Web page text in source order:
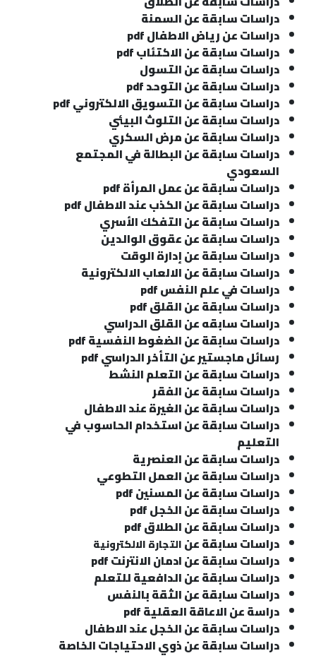
دراسات سابقة عن السمنة
دراسات عن رياض الاطفالpdf
دراسات سابقة عن الاكتئابpdf
دراسات سابقة عن التسول
دراسات سابقة عن التوحدpdf
دراسات سابقة عن التسويق الالكترونيpdf
دراسات سابقة عن التلوث البيئي
دراسات سابقة عن مرض السكري
دراسات سابقة عن البطالة في المجتمع
السعودي
دراسات سابقة عن عمل المرأةpdf
دراسات سابقة عن الكذب عند الاطفالpdf
دراسات سابقة عن التفكك الأسري
دراسات سابقة عن عقوق الوالدين
دراسات سابقة عن إدارة الوقت
دراسات سابقة عن الالعاب الالكترونية
دراسات في علم النفسpdf
دراسات سابقة عن القلقpdf
دراسات سابقه عن القلق الدراسي
دراسات سابقة عن الضغوط النفسيةpdf
رسائل ماجستير عن التأخر الدراسيpdf
دراسات سابقة عن التعلم النشط
دراسات سابقة عن الفقر
دراسات سابقة عن الغيرة عند الاطفال
دراسات سابقة عن استخدام الحاسوب في
التعليم
دراسات سابقة عن العنصرية
دراسات سابقة عن العمل التطوعي
دراسات سابقة عن المسنينpdf
دراسات سابقة عن الخجلpdf
دراسات سابقة عن الطلاقpdf
دراسات سابقة عنالتجارة الالكترونية
دراسات سابقة عن ادمان الانترنتpdf
دراسات سابقة عن الدافعية للتعلم
دراسات سابقة عن الثقة بالنفس
دراسة عن الاعاقة العقليةpdf
دراسات سابقة عن الخجل عند الاطفال
دراسات سابقة عن ذوي الاحتياجات الخاصة